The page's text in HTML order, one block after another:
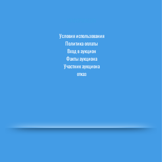
Условия использования
Политика оплаты
Вход в аукцион
Факты аукциона
Участник аукциона
отказ